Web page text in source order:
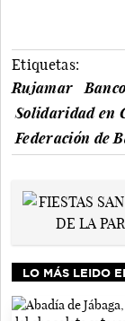
Etiquetas:
Rujamar
Solidaridad en
Federación de
LO MÁS LEIDO